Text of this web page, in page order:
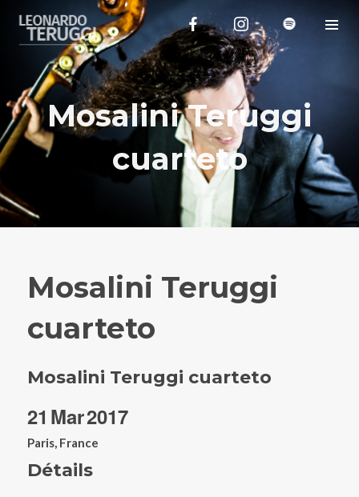
Mosalini Teruggi
cuarteto
Mosalini Teruggi
cuarteto
Mosalini Teruggi cuarteto
21 Mar2017
Paris, France
Détails